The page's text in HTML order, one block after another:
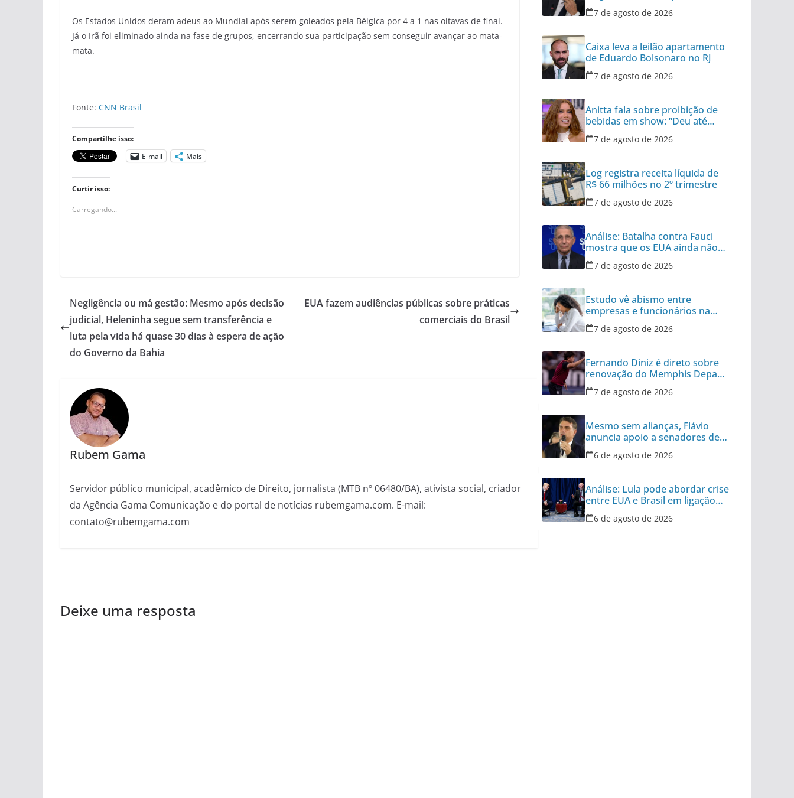
Os Estados Unidos deram adeus ao Mundial após serem goleados pela Bélgica por 4 a 1 nas oitavas de final.
Já o Irã foi eliminado ainda na fase de grupos, encerrando sua participação sem conseguir avançar ao mata-
mata.
Fonte: CNN Brasil
Compartilhe isso:
E-mail
Mais
Curtir isso:
Carregando...
Negligência ou má gestão: Mesmo após decisão
judicial, Heleninha segue sem transferência e
luta pela vida há quase 30 dias à espera de ação
do Governo da Bahia
EUA fazem audiências públicas sobre práticas
comerciais do Brasil
Rubem Gama
Servidor público municipal, acadêmico de Direito, jornalista (MTB nº 06480/BA), ativista social, criador
da Agência Gama Comunicação e do portal de notícias rubemgama.com. E-mail:
contato@rubemgama.com
Deixe uma resposta
Lula
7 de agosto de 2026
Caixa leva a leilão apartamento
de Eduardo Bolsonaro no RJ
7 de agosto de 2026
Anitta fala sobre proibição de
bebidas em show: “Deu até
polêmica”
7 de agosto de 2026
Log registra receita líquida de
R$ 66 milhões no 2º trimestre
7 de agosto de 2026
Análise: Batalha contra Fauci
mostra que os EUA ainda não
superaram a Covid
7 de agosto de 2026
Estudo vê abismo entre
empresas e funcionários na
desconexão pós-expediente
7 de agosto de 2026
Fernando Diniz é direto sobre
renovação do Memphis Depay
com Corinthians
7 de agosto de 2026
Mesmo sem alianças, Flávio
anuncia apoio a senadores de
outros 8 partidos
6 de agosto de 2026
Análise: Lula pode abordar crise
entre EUA e Brasil em ligação
para Trump
6 de agosto de 2026